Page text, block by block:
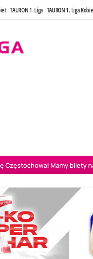
TAURON 1. Liga TAURON 1. Liga
Częstochowa! Mamy bilety